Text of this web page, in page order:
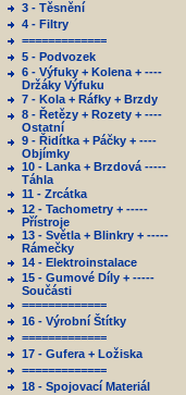
3 - Těsnění
4 - Filtry
=============
5 - Podvozek
6 - Výfuky + Kolena + ----
Držáky Výfuku
7 - Kola + Ráfky + Brzdy
8 - Řetězy + Rozety + ----
Ostatní
9 - Řidítka + Páčky + ----
Objímky
10 - Lanka + Brzdová -----
Táhla
11 - Zrcátka
12 - Tachometry + -----
Přístroje
13 - Světla + Blinkry + -----
Rámečky
14 - Elektroinstalace
15 - Gumové Díly + -----
Součásti
=============
16 - Výrobní Štítky
=============
17 - Gufera + Ložiska
=============
18 - Spojovací Materiál